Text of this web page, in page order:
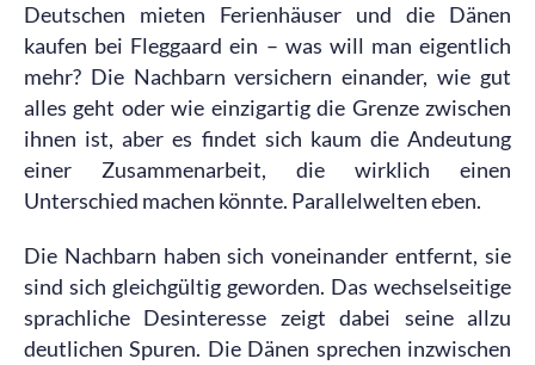
Deutschen mieten Ferienhäuser und die Dänen
kaufen bei Fleggaard ein – was will man eigentlich
mehr? Die Nachbarn versichern einander, wie gut
alles geht oder wie einzigartig die Grenze zwischen
ihnen ist, aber es findet sich kaum die Andeutung
einer Zusammenarbeit, die wirklich einen
Unterschied machen könnte. Parallelwelten eben.
Die Nachbarn haben sich voneinander entfernt, sie
sind sich gleichgültig geworden. Das wechselseitige
sprachliche Desinteresse zeigt dabei seine allzu
deutlichen Spuren. Die Dänen sprechen inzwischen